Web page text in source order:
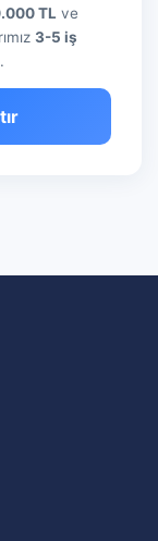
TL ve
3-5 iş
.